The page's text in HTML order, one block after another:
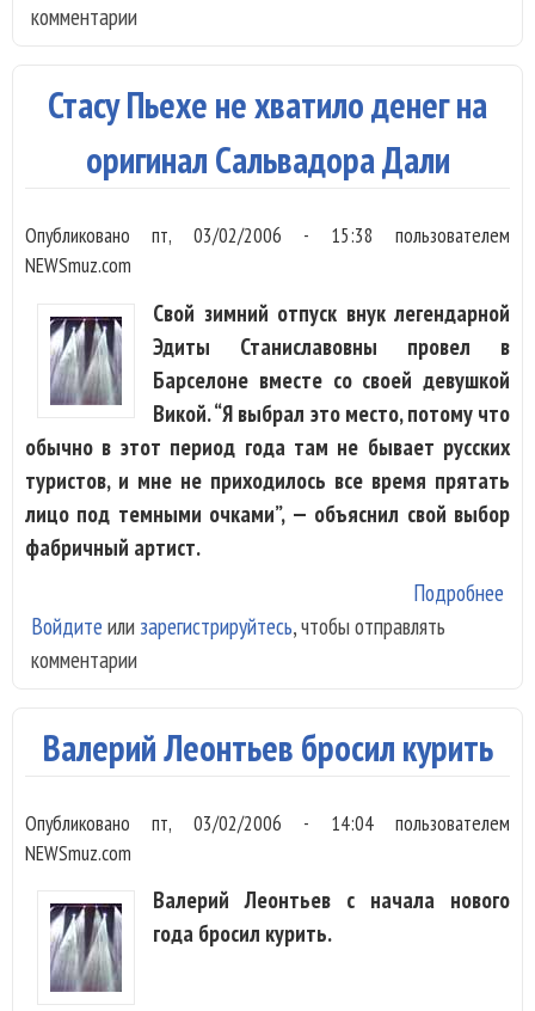
комментарии
Стасу Пьехе не хватило денег на
оригинал Сальвадора Дали
Опубликованопт, 03/02/2006 - 15:38 пользователем
NEWSmuz.com
Свой зимний отпуск внук легендарной
Эдиты Станиславовны провел в
Барселоне вместе со своей девушкой
Викой. “Я выбрал это место, потому что
обычно в этот период года там не бывает русских
туристов, и мне не приходилось все время прятать
лицо под темными очками”, — объяснил свой выбор
фабричный артист.
Подробнее
Войдите или зарегистрируйтесь, чтобы отправлять
комментарии
Валерий Леонтьев бросил курить
Опубликованопт, 03/02/2006 - 14:04пользователем
NEWSmuz.com
Валерий Леонтьев с начала нового
года бросил курить.